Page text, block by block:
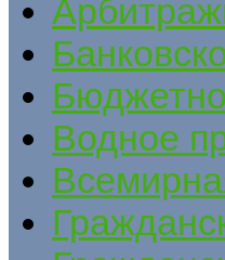
Водное